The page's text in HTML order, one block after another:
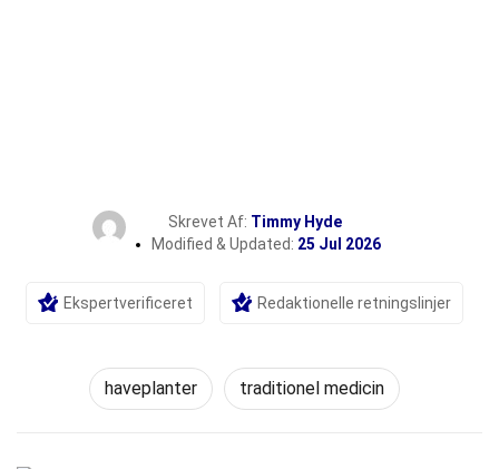
Skrevet Af: Timmy Hyde
Modified & Updated: 25 Jul 2026
Ekspertverificeret Redaktionelle retningslinjer
haveplanter traditionel medicin